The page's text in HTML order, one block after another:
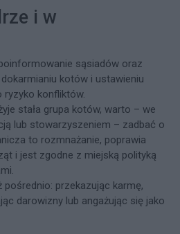
i w
sąsiadów oraz
kotów i ustawieniu
ryzyko konfliktów.
stała grupa kotów, warto – we
lub stowarzyszeniem – zadbać o
to rozmnażanie, poprawia
i jest zgodne z miejską polityką
przekazując karmę,
darowizny lub angażując się jako